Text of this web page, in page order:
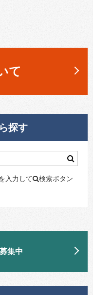
て
探す
入力して
検索ボタン
集中